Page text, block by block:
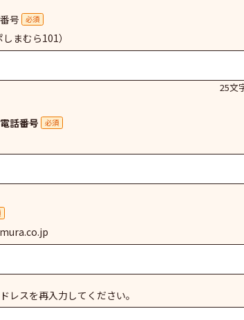
号 必須
まむら101）
25文
話番号 必須
レスを再入力してください。